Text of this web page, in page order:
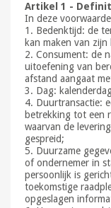
Artikel 1 -
In deze
1. Bedenktijd: de
kan maken van
2. Consument: de
uitoefening van
afstand aangaat
3. Dag:
4. Duurtransactie:
betrekking tot een
waarvan de
gespreid;
5. Duurzame
of ondernemer in
persoonlijk is
toekomstige
opgeslagen